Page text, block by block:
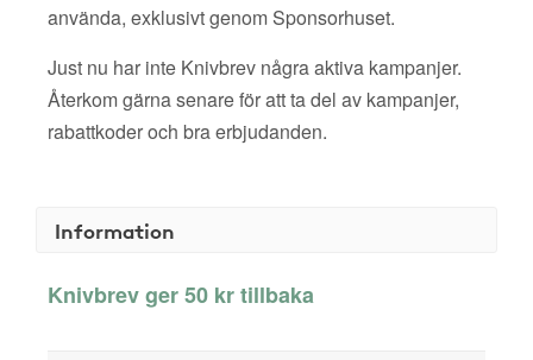
använda, exklusivt genom Sponsorhuset.
Just nu har inte Knivbrev några aktiva kampanjer.
Återkom gärna senare för att ta del av kampanjer,
rabattkoder och bra erbjudanden.
Information
Knivbrev ger 50 kr tillbaka